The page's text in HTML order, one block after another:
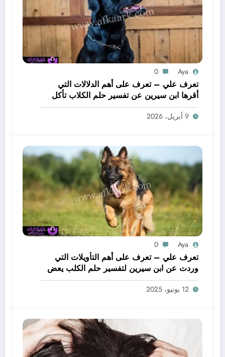
Aya
0
تعرف علي – تعرف على أهم الدلالات التي
أقرها ابن سيرين عن تفسير حلم الكلاب تأكل
لحم – بالتفصيل
9 أبريل، 2026
Aya
0
تعرف علي – تعرف على أهم التأويلات التي
وردت عن ابن سيرين لتفسير حلم الكلب يعض
يدي – بالتفصيل
12 يونيو، 2025